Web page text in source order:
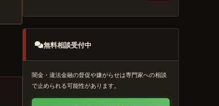
無料相談受付中
闇金・違法金融の督促や嫌がらせは専門家への相談
で止められる可能性があります。